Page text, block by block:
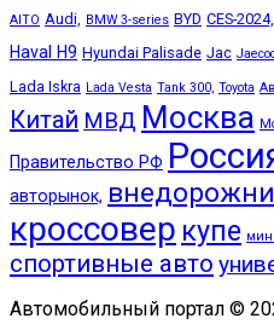
AITO Audi, BMW 3-series BYD CES-2024,
Haval H9 Hyundai Palisade Jac
Lada Iskra Lada Vesta Tank 300, Toyota
Китай МВД Москва
Правительство РФ
авторынок,
кроссовер купе
спортивные авто
Автомобильный портал ©